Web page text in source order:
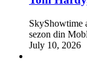
SkyShowtime
sezon din
July 10, 2026